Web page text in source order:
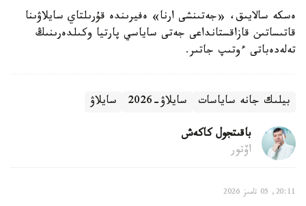
ەسكە سالايىق، «جەتىنشى ارنا» ەفيرىندە قۇرىلتاي سايلاۋىنا
قاتىساتىن قازاقستانداعى جەتى ساياسي پارتيا وكىلدەرىنىڭ
تەلەدەباتى ءوتىپ جاتىر.
بيلىك جانە ساياسات سايلاۋ-2026 سايلاۋ
باقىتجول كاكەش
اۆتور
20:11, 05 تامىز 2026